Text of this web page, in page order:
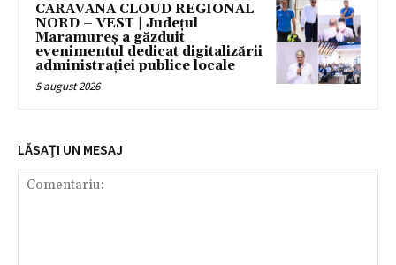
CARAVANA CLOUD REGIONAL
NORD – VEST | Județul
Maramureș a găzduit
evenimentul dedicat digitalizării
administrației publice locale
5 august 2026
LĂSAȚI UN MESAJ